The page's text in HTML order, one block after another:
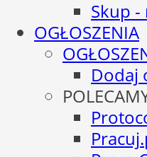
Skup
OGŁOSZENIA
Dodaj